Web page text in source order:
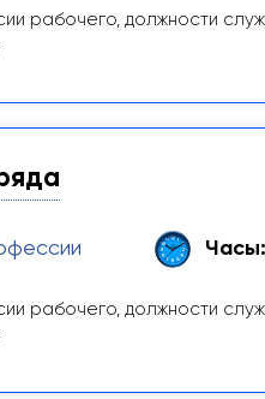
рабочего, должности
Часы:
рабочего, должности